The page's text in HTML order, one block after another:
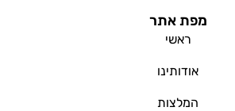
מפת אתר
ראשי
אודותינו
המלצות